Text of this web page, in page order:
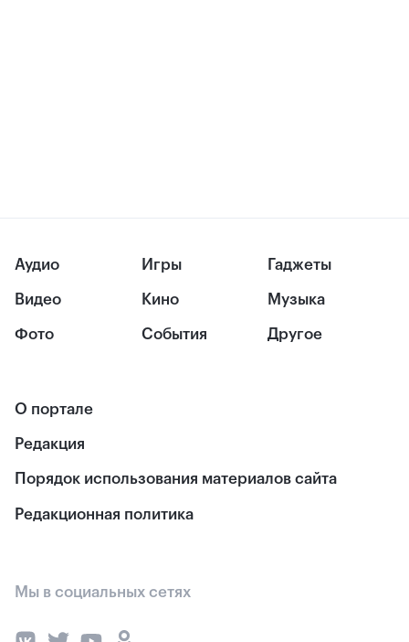
Аудио
Видео
Фото
Игры
Кино
События
Гаджеты
Музыка
Другое
О портале
Редакция
Порядок использования материалов сайта
Редакционная политика
Мы в социальных сетях